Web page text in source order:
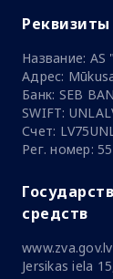
Название:
Адрес:
Банк: SEB
SWIFT:
Счет:
Рег. номер:
средств
www.zva.gov.lv
Jersikas iela